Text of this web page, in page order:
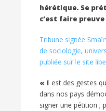
hérétique. Se
c’est faire
Tribune signée
de sociologie,
publiée sur le site
« Il est des gestes
dans nos pays
signer une pétition ;